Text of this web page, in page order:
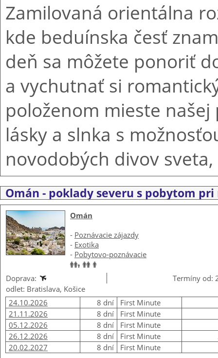
Zamilovaná orientálna
kde beduínska česť
deň sa môžete ponoriť
a vychutnať si
položenom mieste
lásky a slnka s
novodobých divov
Omán - poklady severu s pobytom
Omán
- Poznávacie zájazdy
- Exotika
- Pobytovo-poznávacie
Doprava:
Termíny od:
odlet: Bratislava, Košice
24.10.2026
8 dní First Minute
21.11.2026
8 dní First Minute
05.12.2026
8 dní First Minute
26.12.2026
8 dní First Minute
20.02.2027
8 dní First Minute